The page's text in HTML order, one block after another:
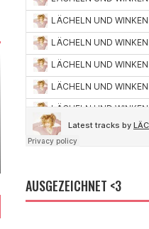
AUSGEZEICHNET <3